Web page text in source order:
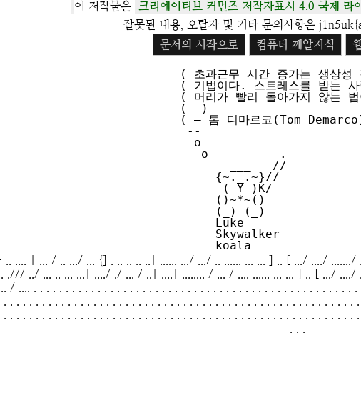
이 저작물은 크리에이티브 커먼즈 저작자표시 4.0 국제 라
잘못된 내용, 오탈자 및 기타 문의사항은
문서의 시작으로
컴퓨터 깨알지식
( 초과근무 시간 증가는 생상
( 기법이다. 스트레스를 받는
( 머리가 빨리 돌아가지 않는
(  )
( – 톰 디마르코(Tom
| ... / .. .../ ... {] . .. .. .. ..| ...... .../ .../ .. ...... ... ... ] .. [ .../ ..../
./// ../ ... .. ... ...| ..../ ./ ... / ..| ....| ........ / ... / .... ...... ... ... ] .. [ .../
/ .... . . . . . . . . . . . . . . . . . . . . . . . . . . . . . . . . . . . . . . . . . . . . . . . . . .
. . . . . . . . . . . . . . . . . . . . . . . . . . . . . . . . . . . . . . . . . . . . . . . . . . . . . .
. . . . . . . . . . . . . . . . . . . . . . . . . . . . . . . . . . . . . . . . . . . . . . . . . . . . . .
. . .